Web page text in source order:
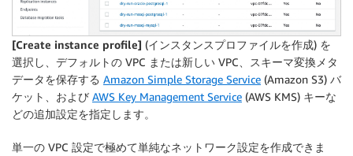
[Create instance profile] (インスタンスプロファイルを作成) を
選択し、デフォルトの VPC または新しい VPC、スキーマ変換メタ
データを保存する Amazon Simple Storage Service (Amazon S3) バ
ケット、および AWS Key Management Service (AWS KMS) キーな
どの追加設定を指定します。
単一の VPC 設定で極めて単純なネットワーク設定を作成できま